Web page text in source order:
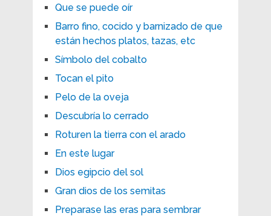
Que se puede oír
Barro fino, cocido y barnizado de que
están hechos platos, tazas, etc
Símbolo del cobalto
Tocan el pito
Pelo de la oveja
Descubría lo cerrado
Roturen la tierra con el arado
En este lugar
Dios egipcio del sol
Gran dios de los semitas
Preparase las eras para sembrar